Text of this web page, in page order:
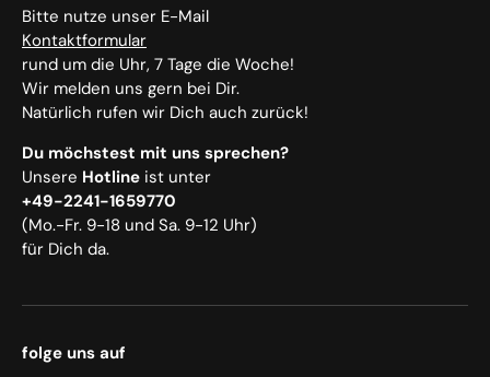
Bitte nutze unser E-Mail
Kontaktformular
rund um die Uhr, 7 Tage die Woche!
Wir melden uns gern bei Dir.
Natürlich rufen wir Dich auch zurück!
Du möchstest mit uns sprechen?
Unsere Hotline ist unter
+49-2241-1659770
(Mo.-Fr. 9-18 und Sa. 9-12 Uhr)
für Dich da.
folge uns auf